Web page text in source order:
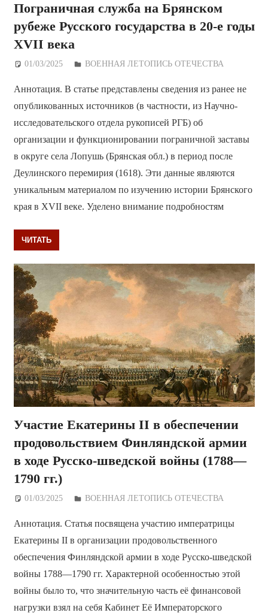
Пограничная служба на Брянском
рубеже Русского государства в 20-е годы
XVII века
01/03/2025 Дежурный по Редакции
ВОЕННАЯ ЛЕТОПИСЬ ОТЕЧЕСТВА
Аннотация. В статье представлены сведения из ранее не
опубликованных источников (в частности, из Научно-
исследовательского отдела рукописей РГБ) об
организации и функционировании пограничной заставы
в округе села Лопушь (Брянская обл.) в период после
Деулинского перемирия (1618). Эти данные являются
уникальным материалом по изучению истории Брянского
края в XVII веке. Уделено внимание подробностям
ЧИТАТЬ
Участие Екатерины II в обеспечении
продовольствием Финляндской армии
в ходе Русско-шведской войны (1788—
1790 гг.)
01/03/2025 Дежурный по Редакции
ВОЕННАЯ ЛЕТОПИСЬ ОТЕЧЕСТВА
Аннотация. Статья посвящена участию императрицы
Екатерины II в организации продовольственного
обеспечения Финляндской армии в ходе Русско-шведской
войны 1788—1790 гг. Характерной особенностью этой
войны было то, что значительную часть её финансовой
нагрузки взял на себя Кабинет Её Императорского